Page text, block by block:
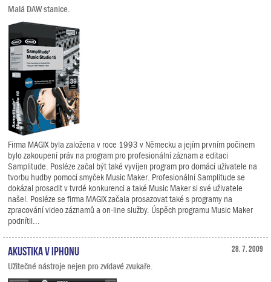
Malá DAW stanice.
Firma MAGIX byla založena v roce 1993 v Německu a jejím prvním počinem
bylo zakoupení práv na program pro profesionální záznam a editaci
Samplitude. Posléze začal být také vyvíjen program pro domácí uživatele na
tvorbu hudby pomocí smyček Music Maker. Profesionální Samplitude se
dokázal prosadit v tvrdé konkurenci a také Music Maker si své uživatele
našel. Posléze se firma MAGIX začala prosazovat také s programy na
zpracování video záznamů a on-line služby. Úspěch programu Music Maker
podnítil...
28. 7. 2009
Akustika v iPhonu
Užitečné nástroje nejen pro zvídavé zvukaře.